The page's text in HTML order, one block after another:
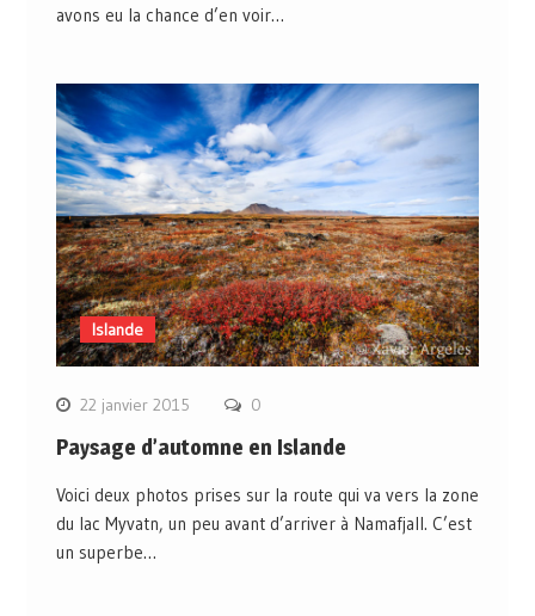
avons eu la chance d’en voir…
Islande
22 janvier 2015 0
Paysage d’automne en Islande
Voici deux photos prises sur la route qui va vers la zone
du lac Myvatn, un peu avant d’arriver à Namafjall. C’est
un superbe…